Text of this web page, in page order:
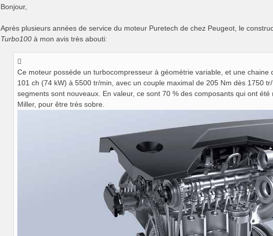
s
a
g
Bonjour,
Après plusieurs années de service du moteur Puretech de chez Peugeot, le
Turbo100 à mon avis très abouti:
Ce moteur possède un turbocompresseur à géométrie variable, et une chaine
101 ch (74 kW) à 5500 tr/min, avec un couple maximal de 205 Nm dès 1750
segments sont nouveaux. En valeur, ce sont 70 % des composants qui ont
Miller, pour être très sobre.